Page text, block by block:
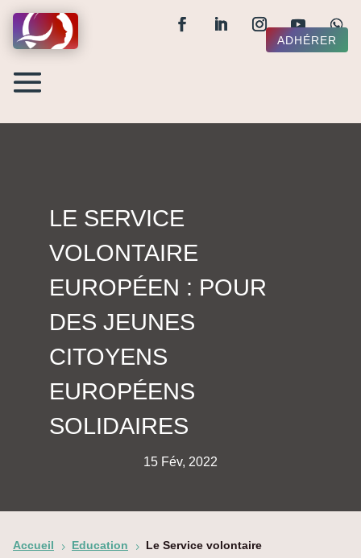
ADHÉRER
LE SERVICE
VOLONTAIRE
EUROPÉEN : POUR
DES JEUNES
CITOYENS
EUROPÉENS
SOLIDAIRES
15 Fév, 2022
Accueil 5 Education 5
Le Service volontaire